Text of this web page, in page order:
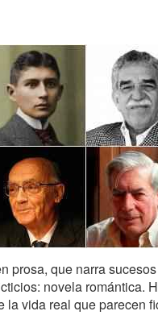
prosa, que narra
novela romántica.
la vida real que parecen